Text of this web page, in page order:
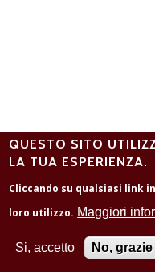
QUESTO SITO
LA TUA ESPERIENZA.
Cliccando su qualsiasi link
loro utilizzo. Maggiori
Si, accetto No, grazie